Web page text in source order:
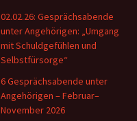
02.02.26: Gesprächsabende
unter Angehörigen: „Umgang
mit Schuldgefühlen und
Selbstfürsorge“
6 Gesprächsabende unter
Angehörigen – Februar–
November 2026